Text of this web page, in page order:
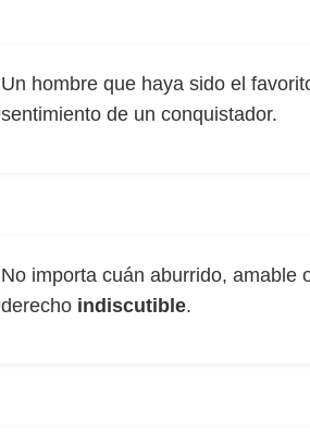
Un hombre que haya sido el
sentimiento de un conquistador.
No importa cuán aburrido, amable
derecho indiscutible.